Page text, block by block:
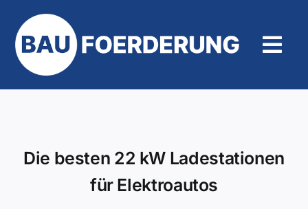
Inhalt
springen
Die besten 22 kW Ladestationen
für Elektroautos